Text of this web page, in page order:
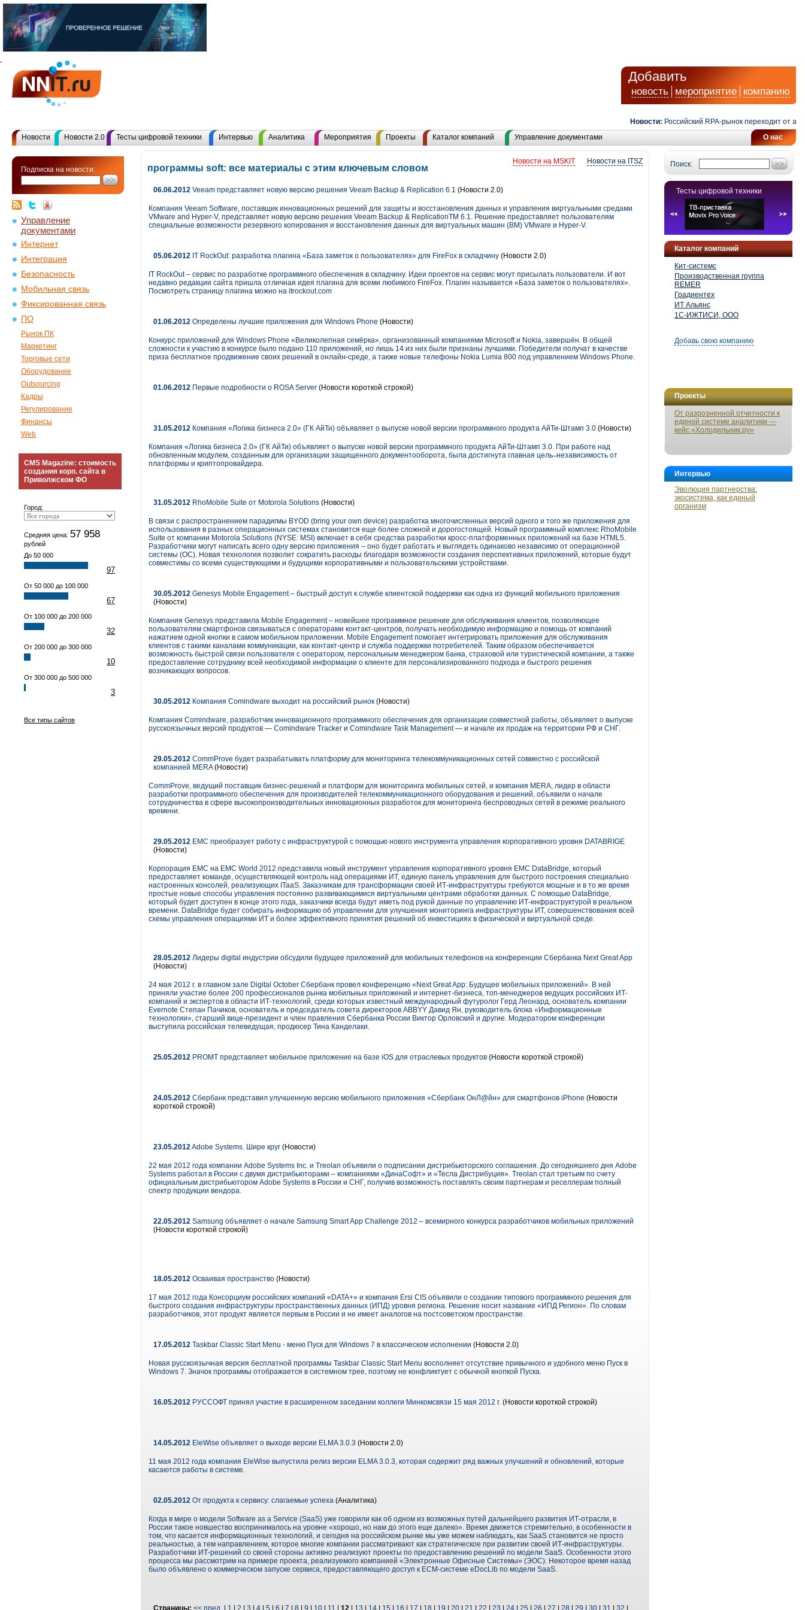
Добавить
новость мероприятие компанию
Новости: Российский RPA-рынок переходит от
О нас
Новости Новости 2.0 Тесты цифровой техники Интервью Аналитика Мероприятия Проекты Каталог компаний Управление документами
Подписка на новости:
Управление
документами
Интернет
Интеграция
Безопасность
Мобильная связь
Фиксированная связь
ПО
Рынок ПК
Маркетинг
Торговые сети
Оборудование
Outsourcing
Кадры
Регулирование
Финансы
Web
CMS Magazine: стоимость
создания корп. сайта в
Приволжском ФО
Город:
Средняя цена: 57 958
рублей
До 50 000
97
От 50 000 до 100 000
67
От 100 000 до 200 000
32
От 200 000 до 300 000
10
От 300 000 до 500 000
3
Все типы сайтов
Поиск:
Тесты цифровой техники
Каталог компаний
Кит-системс
Производственная группа
REMER
Градиентех
ИТ Альянс
1С-ИЖТИСИ, ООО
Добавь свою компанию
Проекты
От разрозненной отчетности к
единой системе аналитики —
кейс «Холодильник.ру»
Интервью
Эволюция партнерства:
экосистема, как единый
организм
Новости на ITSZ
Новости на MSKIT
программы soft: все материалы с этим ключевым словом
06.06.2012 Veeam представляет новую версию решения Veeam Backup & Replication 6.1 (Новости 2.0)
Компания Veeam Software, поставщик инновационных решений для защиты и восстановления данных и управления виртуальными средами
VMware and Hyper-V, представляет новую версию решения Veeam Backup & ReplicationTM 6.1. Решение предоставляет пользователям
специальные возможности резервного копирования и восстановления данных для виртуальных машин (ВМ) VMware и Hyper-V.
05.06.2012 IT RockOut: разработка плагина «База заметок о пользователях» для FireFox в складчину (Новости 2.0)
IT RockOut – сервис по разработке программного обеспечения в складчину. Идеи проектов на сервис могут присылать пользователи. И вот
недавно редакции сайта пришла отличная идея плагина для всеми любимого FireFox. Плагин называется «База заметок о пользователях».
Посмотреть страницу плагина можно на itrockout.com
01.06.2012 Определены лучшие приложения для Windows Phone (Новости)
Конкурс приложений для Windows Phone «Великолепная семёрка», организованный компаниями Microsoft и Nokia, завершён. В общей
сложности к участию в конкурсе было подано 110 приложений, но лишь 14 из них были признаны лучшими. Победители получат в качестве
приза бесплатное продвижение своих решений в онлайн-среде, а также новые телефоны Nokia Lumia 800 под управлением Windows Phone.
01.06.2012 Первые подробности о ROSA Server (Новости короткой строкой)
31.05.2012 Компания «Логика бизнеса 2.0» (ГК АйТи) объявляет о выпуске новой версии программного продукта АйТи-Штамп 3.0 (Новости)
Компания «Логика бизнеса 2.0» (ГК АйТи) объявляет о выпуске новой версии программного продукта АйТи-Штамп 3.0. При работе над
обновленным модулем, созданным для организации защищенного документооборота, была достигнута главная цель ̶ независимость от
платформы и криптопровайдера.
31.05.2012 RhoMobile Suite от Motorola Solutions (Новости)
В связи с распространением парадигмы BYOD (bring your own device) разработка многочисленных версий одного и того же приложения для
использования в разных операционных системах становится еще более сложной и дорогостоящей. Новый программный комплекс RhoMobile
Suite от компании Motorola Solutions (NYSE: MSI) включает в себя средства разработки кросс-платформенных приложений на базе HTML5.
Разработчики могут написать всего одну версию приложения – оно будет работать и выглядеть одинаково независимо от операционной
системы (ОС). Новая технология позволит сократить расходы благодаря возможности создания перспективных приложений, которые будут
совместимы со всеми существующими и будущими корпоративными и пользовательскими устройствами.
30.05.2012 Genesys Mobile Engagement – быстрый доступ к службе клиентской поддержки как одна из функций мобильного приложения
(Новости)
Компания Genesys представила Mobile Engagement – новейшее программное решение для обслуживания клиентов, позволяющее
пользователям смартфонов связываться с операторами контакт-центров, получать необходимую информацию и помощь от компаний
нажатием одной кнопки в самом мобильном приложении. Mobile Engagement помогает интегрировать приложения для обслуживания
клиентов с такими каналами коммуникации, как контакт-центр и служба поддержки потребителей. Таким образом обеспечивается
возможность быстрой связи пользователя с оператором, персональным менеджером банка, страховой или туристической компании, а также
предоставление сотруднику всей необходимой информации о клиенте для персонализированного подхода и быстрого решения
возникающих вопросов.
30.05.2012 Компания Comindware выходит на российский рынок (Новости)
Компания Comindware, разработчик инновационного программного обеспечения для организации совместной работы, объявляет о выпуске
русскоязычных версий продуктов — Comindware Tracker и Comindware Task Management — и начале их продаж на территории РФ и СНГ.
29.05.2012 CommProve будет разрабатывать платформу для мониторинга телекоммуникационных сетей совместно с российской
компанией MERA(Новости)
CommProve, ведущий поставщик бизнес-решений и платформ для мониторинга мобильных сетей, и компания MERA, лидер в области
разработки программного обеспечения для производителей телекоммуникационного оборудования и решений, объявили о начале
сотрудничества в сфере высокопроизводительных инновационных разработок для мониторинга беспроводных сетей в режиме реального
времени.
29.05.2012 EMC преобразует работу с инфраструктурой с помощью нового инструмента управления корпоративного уровня DATABRIGE
(Новости)
Корпорация EMC на EMC World 2012 представила новый инструмент управления корпоративного уровня EMC DataBridge, который
предоставляет команде, осуществляющей контроль над операциями ИТ, единую панель управления для быстрого построения специально
настроенных консолей, реализующих ITaaS. Заказчикам для трансформации своей ИТ-инфраструктуры требуются мощные и в то же время
простые новые способы управления постоянно развивающимися виртуальными центрами обработки данных. С помощью DataBridge,
который будет доступен в конце этого года, заказчики всегда будут иметь под рукой данные по управлению ИТ-инфраструктурой в реальном
времени. DataBridge будет собирать информацию об управлении для улучшения мониторинга инфраструктуры ИТ, совершенствования всей
схемы управления операциями ИТ и более эффективного принятия решений об инвестициях в физической и виртуальной среде.
28.05.2012 Лидеры digital индустрии обсудили будущее приложений для мобильных телефонов на конференции Сбербанка Next Great App
(Новости)
24 мая 2012 г. в главном зале Digital October Сбербанк провел конференцию «Next Great App: Будущее мобильных приложений». В ней
приняли участие более 200 профессионалов рынка мобильных приложений и интернет-бизнеса, топ-менеджеров ведущих российских ИТ-
компаний и экспертов в области ИТ-технологий, среди которых известный международный футуролог Герд Леонард, основатель компании
Evernote Степан Пачиков, основатель и председатель совета директоров ABBYY Давид Ян, руководитель блока «Информационные
технологии», старший вице-президент и член правления Сбербанка России Виктор Орловский и другие. Модератором конференции
выступила российская телеведущая, продюсер Тина Канделаки.
25.05.2012 PROMT представляет мобильное приложение на базе iOS для отраслевых продуктов (Новости короткой строкой)
24.05.2012 Сбербанк представил улучшенную версию мобильного приложения «Сбербанк ОнЛ@йн» для смартфонов iPhone (Новости
короткой строкой)
23.05.2012Adobe Systems. Шире круг (Новости)
22 мая 2012 года компании Adobe Systems Inc. и Treolan объявили о подписании дистрибьюторского соглашения. До сегодняшнего дня Adobe
Systems работал в России с двумя дистрибьюторами – компаниями «ДинаСофт» и «Тесла Дистрибуция». Treolan стал третьим по счету
официальным дистрибьютором Adobe Systems в России и СНГ, получив возможность поставлять своим партнерам и реселлерам полный
спектр продукции вендора.
22.05.2012 Samsung объявляет о начале Samsung Smart App Challenge 2012 – всемирного конкурса разработчиков мобильных приложений
(Новости короткой строкой)
18.05.2012 Осваивая пространство (Новости)
17 мая 2012 года Консорциум российских компаний «DATA+» и компания Ersi CIS объявили о создании типового программного решения для
быстрого создания инфраструктуры пространственных данных (ИПД) уровня региона. Решение носит название «ИПД Регион». По словам
разработчиков, этот продукт является первым в России и не имеет аналогов на постсоветском пространстве.
17.05.2012 Taskbar Classic Start Menu - меню Пуск для Windows 7 в классическом исполнении (Новости 2.0)
Новая русскоязычная версия бесплатной программы Taskbar Classic Start Menu восполняет отсутствие привычного и удобного меню Пуск в
Windows 7. Значок программы отображается в системном трее, поэтому не конфликтует с обычной кнопкой Пуска.
16.05.2012 РУССОФТ принял участие в расширенном заседании коллеги Минкомсвязи 15 мая 2012 г. (Новости короткой строкой)
14.05.2012 EleWise объявляет о выходе версии ELMA 3.0.3 (Новости 2.0)
11 мая 2012 года компания EleWise выпустила релиз версии ELMA 3.0.3, которая содержит ряд важных улучшений и обновлений, которые
касаются работы в системе.
02.05.2012 От продукта к сервису: слагаемые успеха (Аналитика)
Когда в мире о модели Software as a Service (SaaS) уже говорили как об одном из возможных путей дальнейшего развития ИТ-отрасли, в
России такое новшество воспринималось на уровне «хорошо, но нам до этого еще далеко». Время движется стремительно, в особенности в
том, что касается информационных технологий, и сегодня на российском рынке мы уже можем наблюдать, как SaaS становится не просто
реальностью, а тем направлением, которое многие компании рассматривают как стратегическое при развитии своей ИТ-инфраструктуры.
Разработчики ИТ-решений со своей стороны активно реализуют проекты по предоставлению решений по модели SaaS. Особенности этого
процесса мы рассмотрим на примере проекта, реализуемого компанией «Электронные Офисные Системы» (ЭОС). Некоторое время назад
было объявлено о коммерческом запуске сервиса, предоставляющего доступ к ECM-системе eDocLib по модели SaaS.
Страницы: << пред. 1 2 3 4 5 6 7 8 9 10 11 12 13 14 15 16 17 18 19 20 21 22 23 24 25 26 27 28 29 30 31 32